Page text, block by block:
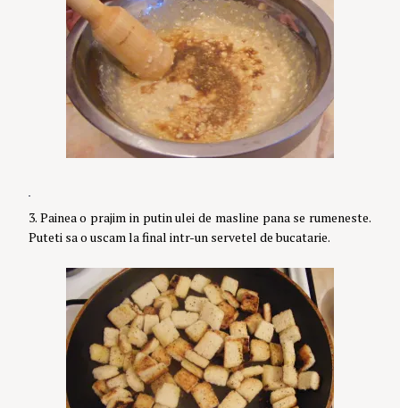
3. Painea o prajim in putin ulei de masline pana se rumeneste.
Puteti sa o uscam la final intr-un servetel de bucatarie.